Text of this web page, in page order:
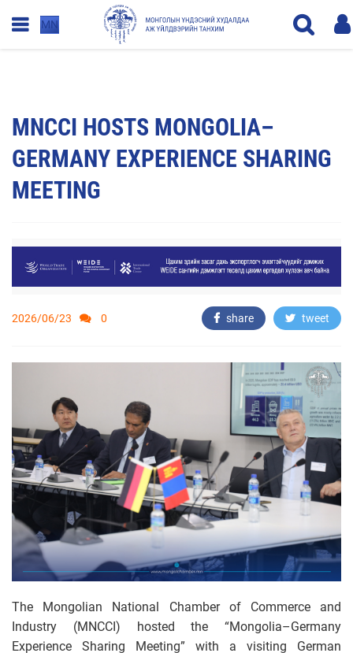
MN
MNCCI HOSTS MONGOLIA–
GERMANY EXPERIENCE SHARING
MEETING
2026/06/23 0 share tweet
The Mongolian National Chamber of Commerce and
Industry (MNCCI) hosted the “Mongolia–Germany
Experience Sharing Meeting” with a visiting German